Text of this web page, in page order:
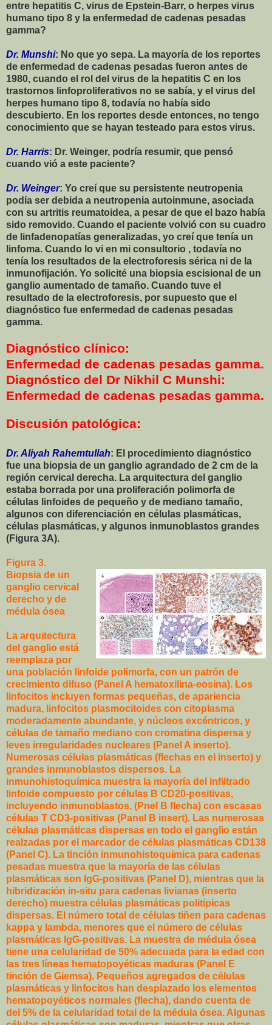
entre hepatitis C, virus de Epstein-Barr, o herpes virus
humano tipo 8 y la enfermedad de cadenas pesadas
gamma?
Dr. Munshi: No que yo sepa. La mayoría de los reportes
de enfermedad de cadenas pesadas fueron antes de
1980, cuando el rol del virus de la hepatitis C en los
trastornos linfoproliferativos no se sabía, y el virus del
herpes humano tipo 8, todavía no había sido
descubierto. En los reportes desde entonces, no tengo
conocimiento que se hayan testeado para estos virus.
Dr. Harris: Dr. Weinger, podría resumir, que pensó
cuando vió a este paciente?
Dr. Weinger: Yo creí que su persistente neutropenia
podía ser debida a neutropenia autoinmune, asociada
con su artritis reumatoidea, a pesar de que el bazo había
sido removido. Cuando el paciente volvió con su cuadro
de linfadenopatías generalizadas, yo creí que tenía un
linfoma. Cuando lo vi en mi consultorio , todavía no
tenía los resultados de la electroforesis sérica ni de la
inmunofijación. Yo solicité una biopsia escisional de un
ganglio aumentado de tamaño. Cuando tuve el
resultado de la electroforesis, por supuesto que el
diagnóstico fue enfermedad de cadenas pesadas
gamma.
Diagnóstico clínico:
Enfermedad de cadenas pesadas gamma.
Diagnóstico del Dr Nikhil C Munshi:
Enfermedad de cadenas pesadas gamma.
Discusión patológica:
Dr. Aliyah Rahemtullah: El procedimiento diagnóstico
fue una biopsia de un ganglio agrandado de 2 cm de la
región cervical derecha. La arquitectura del ganglio
estaba borrada por una proliferación polimorfa de
células linfoides de pequeño y de mediano tamaño,
algunos con diferenciación en células plasmáticas,
células plasmáticas, y algunos inmunoblastos grandes
(Figura 3A).
Figura 3.
Biopsia de un
ganglio cervical
derecho y de
médula ósea
La arquitectura
del ganglio está
reemplaza por
una población linfoide polimorfa, con un patrón de
crecimiento difuso (Panel A hematoxilina-eosina). Los
linfocitos incluyen formas pequeñas, de apariencia
madura, linfocitos plasmocitoides con citoplasma
moderadamente abundante, y núcleos excéntricos, y
células de tamaño mediano con cromatina dispersa y
leves irregularidades nucleares (Panel A inserto).
Numerosas células plasmáticas (flechas en el inserto) y
grandes inmunoblastos dispersos. La
inmunohistoquímica muestra la mayoría del infiltrado
linfoide compuesto por células B CD20-positivas,
incluyendo inmunoblastos. (Pnel B flecha) con escasas
células T CD3-positivas (Panel B insert). Las numerosas
células plasmáticas dispersas en todo el ganglio están
realzadas por el marcador de células plasmáticas CD138
(Panel C). La tinción inmunohistoquímica para cadenas
pesadas muestra que la mayoría de las células
plasmáticas son IgG-positivas (Panel D), mientras que la
hibridización in-situ para cadenas livianas (inserto
derecho) muestra células plasmáticas politípicas
dispersas. El número total de células tiñen para cadenas
kappa y lambda, menores que el número de células
plasmáticas IgG-positivas. La muestra de médula ósea
tiene una celularidad de 50% adecuada para la edad con
las tres líneas hematopoyéticas maduras (Panel E
tinción de Giemsa). Pequeños agregados de células
plasmáticas y linfocitos han desplazado los elementos
hematopoyéticos normales (flecha), dando cuenta de
del 5% de la celularidad total de la médula ósea. Algunas